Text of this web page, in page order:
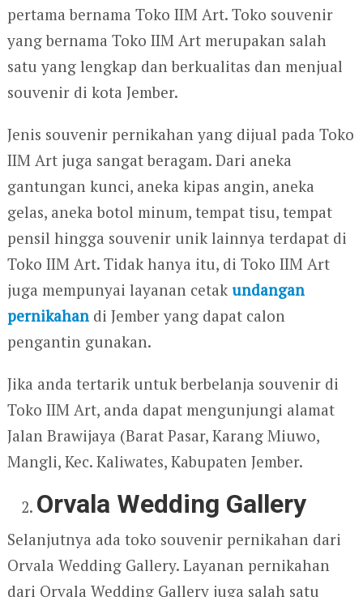
pertama bernama Toko IIM Art. Toko souvenir
yang bernama Toko IIM Art merupakan salah
satu yang lengkap dan berkualitas dan menjual
souvenir di kota Jember.
Jenis souvenir pernikahan yang dijual pada Toko
IIM Art juga sangat beragam. Dari aneka
gantungan kunci, aneka kipas angin, aneka
gelas, aneka botol minum, tempat tisu, tempat
pensil hingga souvenir unik lainnya terdapat di
Toko IIM Art. Tidak hanya itu, di Toko IIM Art
juga mempunyai layanan cetak undangan
pernikahandi Jember yang dapat calon
pengantin gunakan.
Jika anda tertarik untuk berbelanja souvenir di
Toko IIM Art, anda dapat mengunjungi alamat
Jalan Brawijaya (Barat Pasar, Karang Miuwo,
Mangli, Kec. Kaliwates, Kabupaten Jember.
Orvala Wedding Gallery
Selanjutnya ada toko souvenir pernikahan dari
Orvala Wedding Gallery. Layanan pernikahan
dari Orvala Wedding Gallery juga salah satu